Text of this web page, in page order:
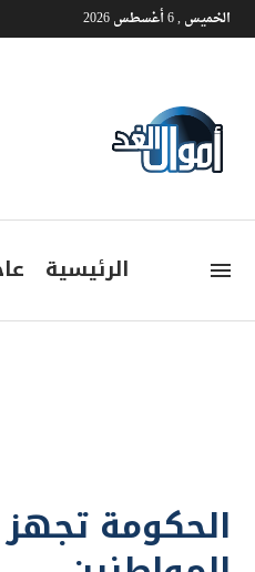
الخميس , 6 أغسطس 2026
الحكومة
المواطنين